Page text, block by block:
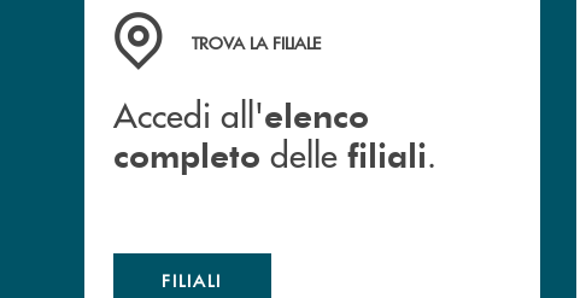
Accedi all' elenco completo delle filiali .
TROVA LA FILIALE
Accedi all'elenco
completo delle filiali.
FILIALI